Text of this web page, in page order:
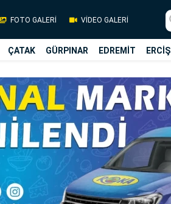
FOTO GALERİ VİDEO GALERİ
ÇATAK GÜRPINAR EDREMİT ERCİŞ